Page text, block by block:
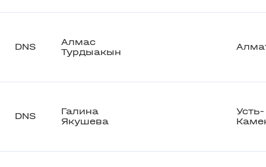
DNS
Алмас
Турдыакын
DNS
Галина
Якушева
Усть-